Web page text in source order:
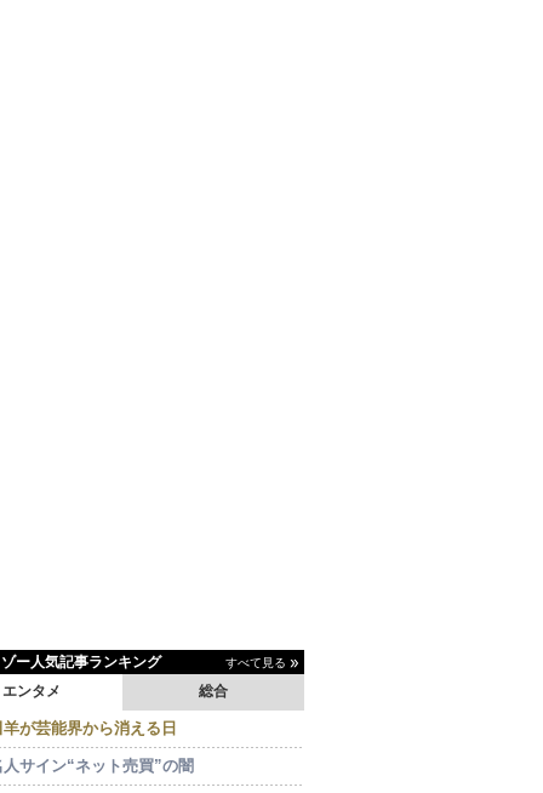
ー人気記事ランキング すべて見る
エンタメ 総合
が芸能界から消える日
人サイン“ネット売買”の闇